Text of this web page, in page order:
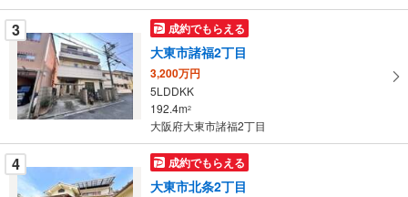
ジ
に
保
存
す
る
3 成約でもらえる
大東市諸福2丁目
3,200万円
5LDDKK
192.4m2
大阪府大東市諸福2丁目
4 成約でもらえる
大東市北条2丁目